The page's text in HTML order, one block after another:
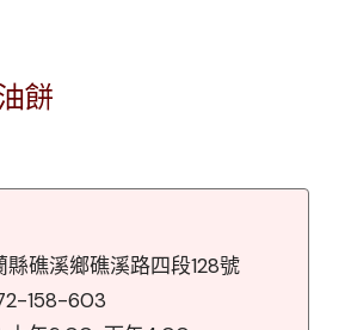
餅
縣礁溪鄉礁溪路四段128號
158-603